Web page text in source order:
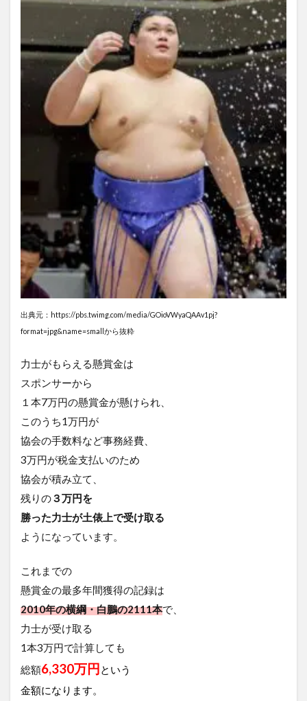
出典元：https://pbs.twimg.com/media/GOioVWyaQAAv1pj?
format=jpg&name=smallから抜粋
力士がもらえる懸賞金は
スポンサーから
１本7万円の懸賞金が懸けられ、
このうち1万円が
協会の手数料など事務経費、
3万円が税金支払いのため
協会が積み立て、
残りの３万円を
勝った力士が土俵上で受け取る
ようになっています。
これまでの
懸賞金の最多年間獲得の記録は
2010年の横綱・白鵬の2111本で、
力士が受け取る
1本3万円で計算しても
総額6,330万円 という
金額になります。